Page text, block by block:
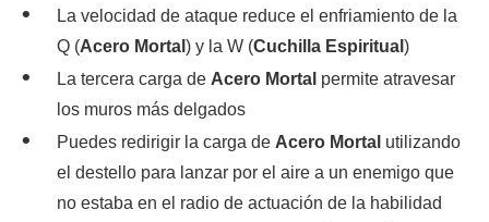
La velocidad de ataque reduce el enfriamiento de la
Q (Acero Mortal ) y la W (Cuchilla Espiritual )
La tercera carga de Acero Mortal permite atravesar
los muros más delgados
Puedes redirigir la carga de Acero Mortal utilizando
el destello para lanzar por el aire a un enemigo que
no estaba en el radio de actuación de la habilidad